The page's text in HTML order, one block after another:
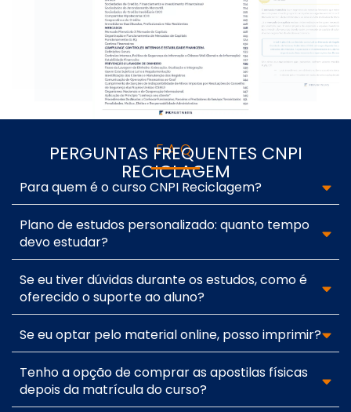
FAQ
PERGUNTAS FREQUENTES CNPI
RECICLAGEM
Para quem é o curso CNPI Reciclagem?
Plano de estudos personalizado: quanto tempo
devo estudar?
Se eu tiver dúvidas durante os estudos, como é
oferecido o suporte ao aluno?
Se eu optar pelo material online, posso imprimir?
Tenho a opção de comprar as apostilas físicas
depois da matrícula do curso?